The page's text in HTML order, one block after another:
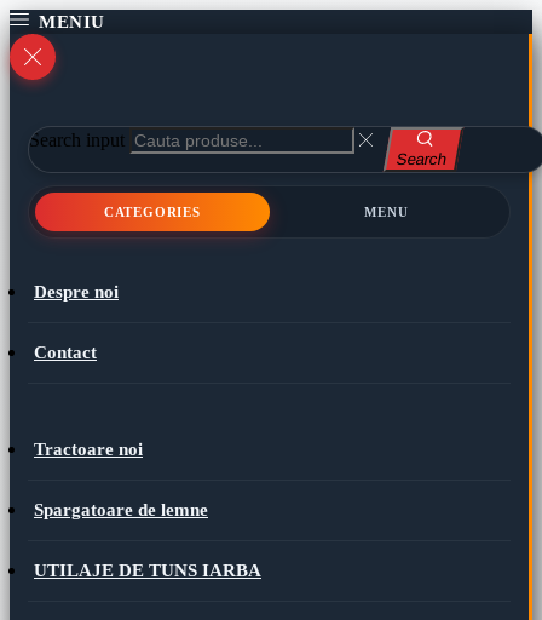
Search input
Search
CATEGORIES MENU
Despre noi
Contact
Tractoare noi
Spargatoare de lemne
UTILAJE DE TUNS IARBA